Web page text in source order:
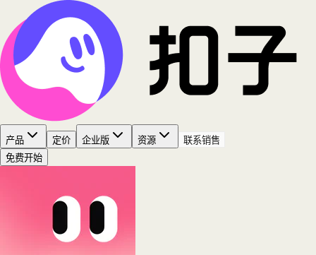
产品 定价 企业版 资源
联系销售
免费开始